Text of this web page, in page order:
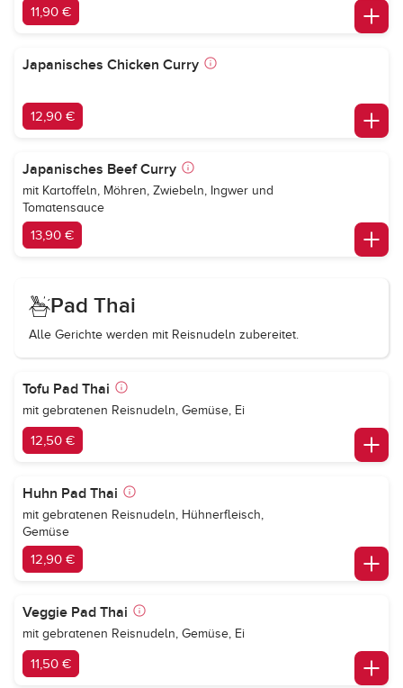
11,90 €
Japanisches Chicken Curry
12,90 €
Japanisches Beef Curry
mit Kartoffeln, Möhren, Zwiebeln, Ingwer und
Tomatensauce
13,90 €
Pad Thai
Alle Gerichte werden mit Reisnudeln zubereitet.
Tofu Pad Thai
mit gebratenen Reisnudeln, Gemüse, Ei
12,50 €
Huhn Pad Thai
mit gebratenen Reisnudeln, Hühnerfleisch,
Gemüse
12,90 €
Veggie Pad Thai
mit gebratenen Reisnudeln, Gemüse, Ei
11,50 €